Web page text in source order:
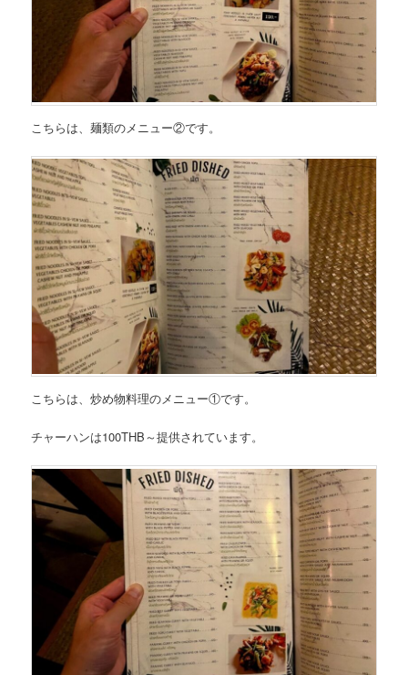
こちらは、麺類のメニュー②です。
こちらは、炒め物料理のメニュー①です。
チャーハンは100THB～提供されています。